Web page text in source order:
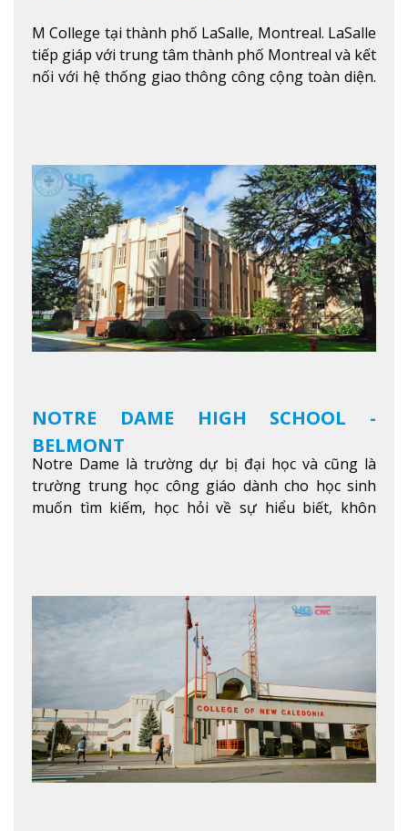
M College tại thành phố LaSalle, Montreal. LaSalle
tiếp giáp với trung tâm thành phố Montreal và kết
nối với hệ thống giao thông công cộng toàn diện.
các lớp học - trường có phòng sinh viên rộng rãi
được trang bị các trạm sạc điện thoại di động,
không gian xanh để sinh viên tận hưởng và đỗ xe
tại chỗ. Bên kia đường các trung tâm mua sắm lớn
được bao quanh bởi nhiều doanh nghiệp nhỏ, M
College of Canada sẽ mang đến cho sinh viên cơ
hội trải nghiệm những điều tốt nhất mà thành
phố Montreal mang lại.Xem thêm
NOTRE DAME HIGH SCHOOL -
BELMONT
Notre Dame là trường dự bị đại học và cũng là
trường trung học công giáo dành cho học sinh
muốn tìm kiếm, học hỏi về sự hiểu biết, khôn